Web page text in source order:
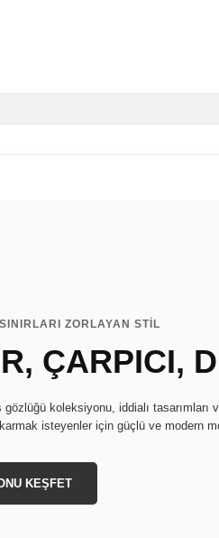
ZORLAYAN STİL
ÇARPICI,
gözlüğü koleksiyonu, iddialı
isteyenler için güçlü ve modern
KEŞFET